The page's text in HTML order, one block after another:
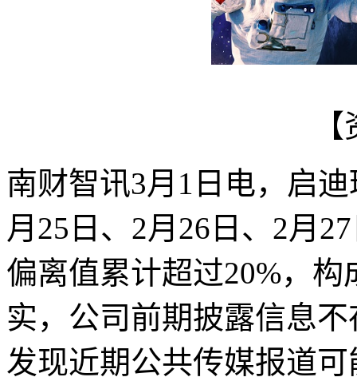
南财智讯3月1日电，启
月25日、2月26日、2月
偏离值累计超过20%，
实，公司前期披露信息
发现近期公共传媒报道